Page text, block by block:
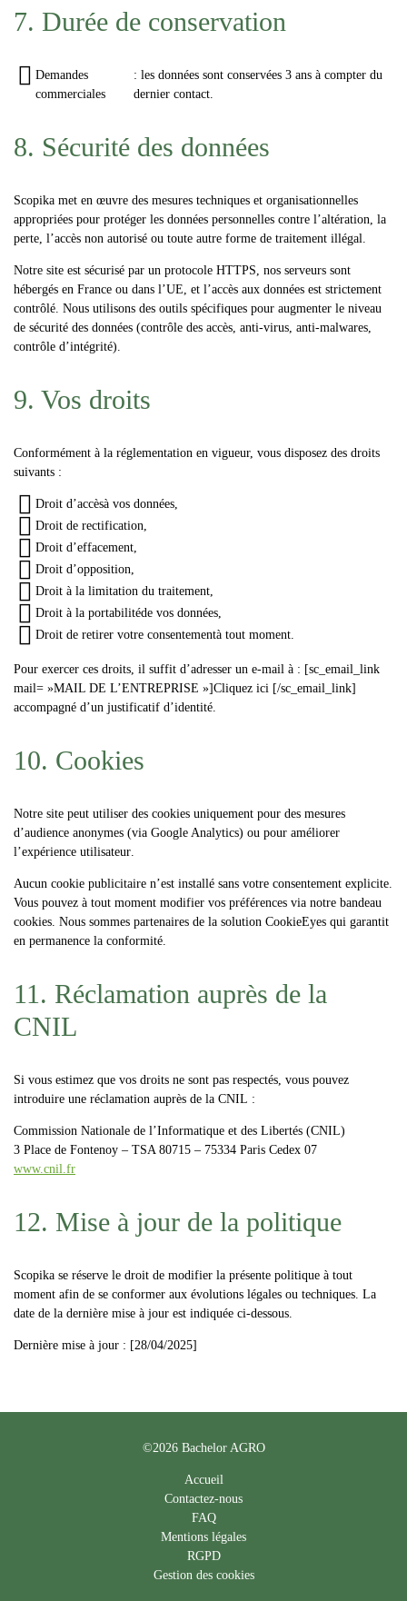
7. Durée de conservation
Demandes
commerciales
: les données sont conservées 3 ans à compter du
dernier contact.
8. Sécurité des données
Scopika met en œuvre des mesures techniques et organisationnelles
appropriées pour protéger les données personnelles contre l’altération, la
perte, l’accès non autorisé ou toute autre forme de traitement illégal.
Notre site est sécurisé par un protocole HTTPS, nos serveurs sont
hébergés en France ou dans l’UE, et l’accès aux données est strictement
contrôlé. Nous utilisons des outils spécifiques pour augmenter le niveau
de sécurité des données (contrôle des accès, anti-virus, anti-malwares,
contrôle d’intégrité).
9. Vos droits
Conformément à la réglementation en vigueur, vous disposez des droits
suivants :
Droit d’accèsà vos données,
Droit de rectification
Droit d’effacement
Droit d’opposition
Droit à la limitation du traitement
Droit à la portabilitéde vos données,
Droit de retirer votre consentementà tout moment.
Pour exercer ces droits, il suffit d’adresser un e-mail à : [sc_email_link
mail= »MAIL DE L’ENTREPRISE »]Cliquez ici [/sc_email_link]
accompagné d’un justificatif d’identité.
10. Cookies
Notre site peut utiliser des cookies uniquement pour des mesures
d’audience anonymes (via Google Analytics) ou pour améliorer
l’expérience utilisateur
Aucun cookie publicitaire n’est installé sans votre consentement explicite.
Vous pouvez à tout moment modifier vos préférences via notre bandeau
cookies. Nous sommes partenaires de la solution CookieEyes qui garantit
en permanence la conformité.
11. Réclamation auprès de la
CNIL
Si vous estimez que vos droits ne sont pas respectés, vous pouvez
introduire une réclamation auprès de la CNIL :
Commission Nationale de l’Informatique et des Libertés (CNIL)
3 Place de Fontenoy – TSA 80715 – 75334 Paris Cedex 07
www.cnil.fr
12. Mise à jour de la politique
Scopika se réserve le droit de modifier la présente politique à tout
moment afin de se conformer aux évolutions légales ou techniques. La
date de la dernière mise à jour est indiquée ci-dessous.
Dernière mise à jour : [28/04/2025]
©2026 Bachelor AGRO
Accueil
Contactez-nous
FAQ
Mentions légales
RGPD
Gestion des cookies